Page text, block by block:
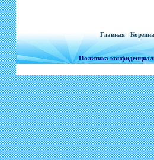
Главная| Корзина
Политика